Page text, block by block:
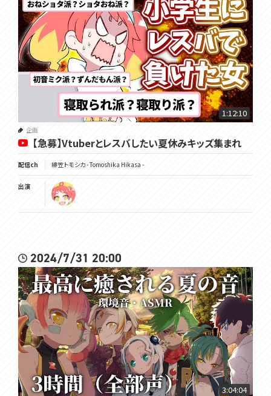
1:12:10
企画
【急募】Vtuberとレスバしたい夏休みキッズ集まれ
配信ch 緋笠トモシカ - Tomoshika Hikasa -
出演
2024/7/31 20:00
3:04:04